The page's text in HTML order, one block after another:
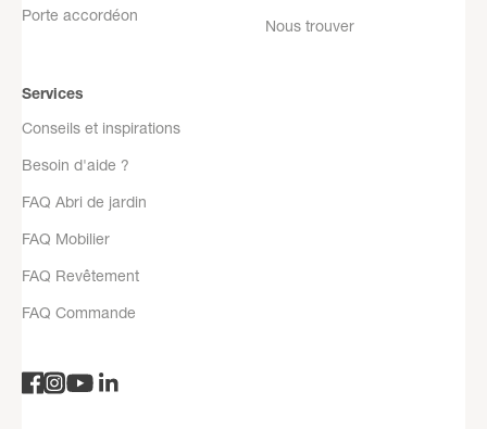
Porte accordéon
Nous trouver
Services
Conseils et inspirations
Besoin d'aide ?
FAQ Abri de jardin
FAQ Mobilier
FAQ Revêtement
FAQ Commande